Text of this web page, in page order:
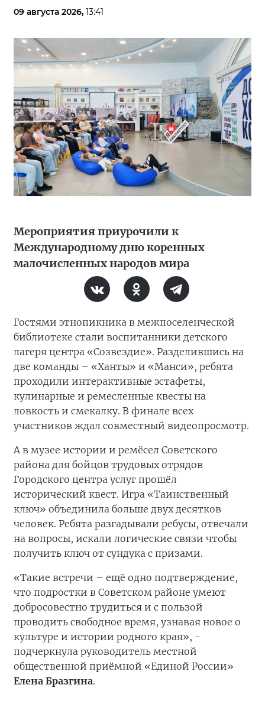
09 августа 2026, 13:41
Мероприятия приурочили к
Международному дню коренных
малочисленных народов мира
Гостями этнопикника в межпоселенческой
библиотеке стали воспитанники детского
лагеря центра «Созвездие». Разделившись на
две команды – «Ханты» и «Манси», ребята
проходили интерактивные эстафеты,
кулинарные и ремесленные квесты на
ловкость и смекалку. В финале всех
участников ждал совместный видеопросмотр.
А в музее истории и ремёсел Советского
района для бойцов трудовых отрядов
Городского центра услуг прошёл
исторический квест. Игра «Таинственный
ключ» объединила больше двух десятков
человек. Ребята разгадывали ребусы, отвечали
на вопросы, искали логические связи чтобы
получить ключ от сундука с призами.
«Такие встречи – ещё одно подтверждение,
что подростки в Советском районе умеют
добросовестно трудиться и с пользой
проводить свободное время, узнавая новое о
культуре и истории родного края», -
подчеркнула руководитель местной
общественной приёмной «Единой России»
Елена Бразгина.